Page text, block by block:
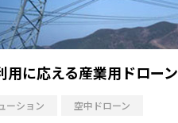
用に応える産業用ドローン
ーション 空中ドローン